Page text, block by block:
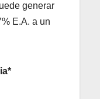
generar
E.A. a un